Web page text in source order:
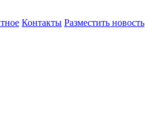
Контакты Разместить новость